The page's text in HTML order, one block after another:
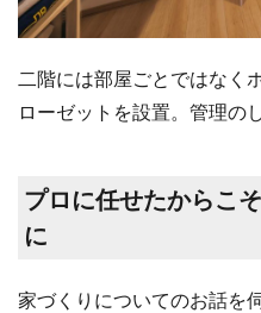
二階には部屋ごとではなく
ローゼットを設置。管理の
プロに任せたからこ
に
家づくりについてのお話を